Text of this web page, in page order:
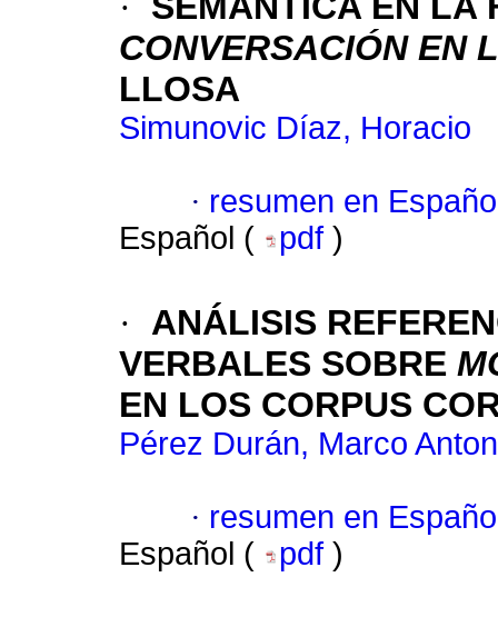
CONVERSACIÓN EN
LLOSA
Simunovic Díaz, Horacio
· resumen en
Español (
pdf )
·
ANÁLISIS
VERBALES SOBRE
EN LOS CORPUS
Pérez Durán, Marco
· resumen en
Español (
pdf )